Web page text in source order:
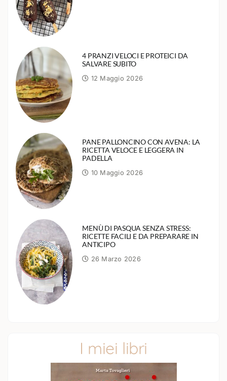
4 PRANZI VELOCI E PROTEICI DA
SALVARE SUBITO
12 Maggio 2026
PANE PALLONCINO CON AVENA: LA
RICETTA VELOCE E LEGGERA IN
PADELLA
10 Maggio 2026
MENÙ DI PASQUA SENZA STRESS:
RICETTE FACILI E DA PREPARARE IN
ANTICIPO
26 Marzo 2026
I miei libri